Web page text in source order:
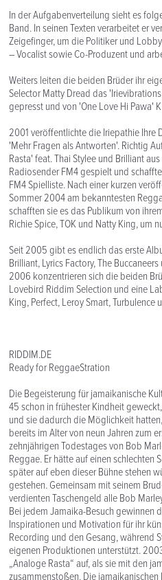
In der Aufgabenverteilung sieht es
Band. In seinen Texten verarbeitet er
Zeigefinger, um die Politiker und
– Vocalist sowie Co-Produzent und
Weiters leiten die beiden Brüder ihr
Selector Matty Dread das
gepresst und von 'One Love Hi Pawa'
2001 veröffentlichte die Iriepathie Ihre
'Mehr Fragen als Antworten'. Richtig
Rasta' feat. Thai Stylee und Brilliant
Radiosender FM4 gespielt und
FM4 Spielliste. Nach einer kurzen
Sommer 2004 am bekanntesten
schafften sie es das Publikum von
Richie Spice, TOK und Natty King, um
Seit 2005 gibt es endlich das erste
Brilliant, Lyrics Factory, The
2006 konzentrieren sich die beiden
Lovebird Riddim Selection und eine
King, Perfect, Leroy Smart, Turbulence
RIDDIM.DE
Ready for ReggaeStration
Die Begeisterung für jamaikanische
45 schon in frühester Kindheit
und sie dadurch die Möglichkeit
bereits im Alter von neun Jahren zum
zehnjährigen Todestages von Bob
Reggae. Er hätte auf einen schlechten
später auf eben dieser Bühne stehen
gestehen. Gemeinsam mit seinem
verdienten Taschengeld alle Bob
Bei jedem Jamaika-Besuch gewinnen
Inspirationen und Motivation für ihr
Recording und den Gesang, während
eigenen Produktionen unterstützt.
„Analoge Rasta“ auf, als sie mit den
zusammenstoßen. Die